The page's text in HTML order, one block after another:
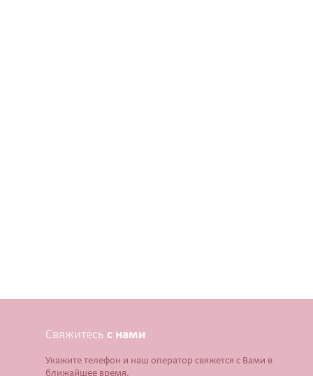
Свяжитесь с нами
Укажите телефон и наш оператор свяжется с Вами в
ближайшее время.